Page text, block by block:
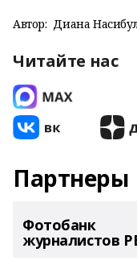
Автор: Диана
Читайте нас
Партнеры
Фотобанк
журналистов